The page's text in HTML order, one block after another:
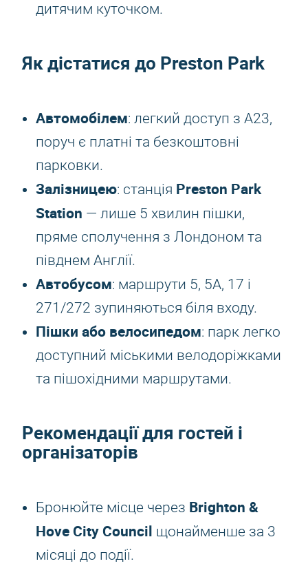
дитячим куточком.
Як дістатися до Preston Park
Автомобілем: легкий доступ з A23,
поруч є платні та безкоштовні
парковки.
Залізницею: станція Preston Park
Station — лише 5 хвилин пішки,
пряме сполучення з Лондоном та
півднем Англії.
Автобусом: маршрути 5, 5A, 17 і
271/272 зупиняються біля входу.
Пішки або велосипедом: парк легко
доступний міськими велодоріжками
та пішохідними маршрутами.
Рекомендації для гостей і
організаторів
Бронюйте місце через Brighton &
Hove City Council щонайменше за 3
місяці до події.